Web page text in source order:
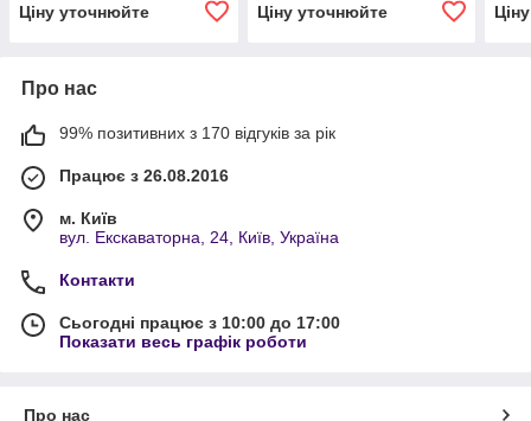
Ціну уточнюйте
Ціну уточнюйте
Про нас
99% позитивних з 170 відгуків за рік
Працює з 26.08.2016
м. Київ
вул. Екскаваторна, 24, Київ, Україна
Контакти
Сьогодні працює з 10:00 до 17:00
Показати весь графік роботи
Про нас